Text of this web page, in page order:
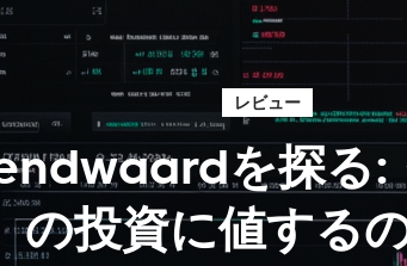
レビュー
を探る:
の投資に値する